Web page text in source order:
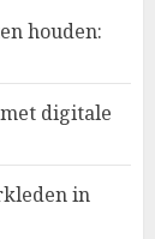
houden:
digitale
in